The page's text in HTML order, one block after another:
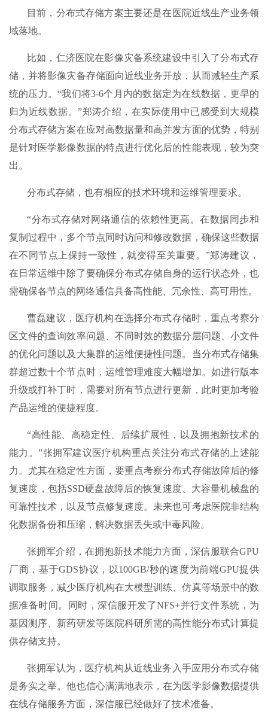
目前，分布式存储方案主要还是在医院近线生产业务领
域落地。
比如，仁济医院在影像灾备系统建设中引入了分布式存
储，并将影像灾备存储面向近线业务开放，从而减轻生产系
统的压力。“我们将3-6个月内的数据定为在线数据，更早的
归为近线数据。”郑涛介绍，在实际使用中已感受到大规模
分布式存储方案在应对高数据量和高并发方面的优势，特别
是针对医学影像数据的特点进行优化后的性能表现，较为突
出。
分布式存储，也有相应的技术环境和运维管理要求。
“分布式存储对网络通信的依赖性更高。在数据同步和
复制过程中，多个节点同时访问和修改数据，确保这些数据
在不同节点上保持一致性，就变得至关重要。”郑涛建议，
在日常运维中除了要确保分布式存储自身的运行状态外，也
需确保各节点的网络通信具备高性能、冗余性、高可用性。
曹磊建议，医疗机构在选择分布式存储时，重点考察分
区文件的查询效率问题、不同时效的数据分层问题、小文件
的优化问题以及大集群的运维便捷性问题。当分布式存储集
群超过数十个节点时，运维管理难度大幅增加。如进行版本
升级或打补丁时，需要对所有节点进行更新，此时更加考验
产品运维的便捷程度。
“高性能、高稳定性、后续扩展性，以及拥抱新技术的
能力。”张拥军建议医疗机构重点关注分布式存储的上述能
力。尤其在稳定性方面，要重点考察分布式存储故障后的修
复速度，包括SSD硬盘故障后的恢复速度、大容量机械盘的
可靠性技术，以及节点修复速度。未来也可考虑医院非结构
化数据备份和压缩，解决数据丢失或中毒风险。
张拥军介绍，在拥抱新技术能力方面，深信服联合GPU
厂商，基于GDS协议，以100GB/秒的速度为前端GPU提供
调取服务，减少医疗机构在大模型训练、仿真等场景中的数
据准备时间。同时，深信服开发了NFS+并行文件系统，为
基因测序、新药研发等医院科研所需的高性能分布式计算提
供存储支持。
张拥军认为，医疗机构从近线业务入手应用分布式存储
是务实之举。他也信心满满地表示，在为医学影像数据提供
在线存储服务方面，深信服已经做好了技术准备。